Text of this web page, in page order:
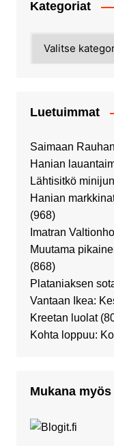
Kategoriat
Luetuimmat
Saimaan
Hanian
Lähtisitkö
Hanian
(968)
Imatran
Muutama
(868)
Plataniaksen
Vantaan Ikea:
Kreetan luolat
Kohta loppuu:
Mukana myös